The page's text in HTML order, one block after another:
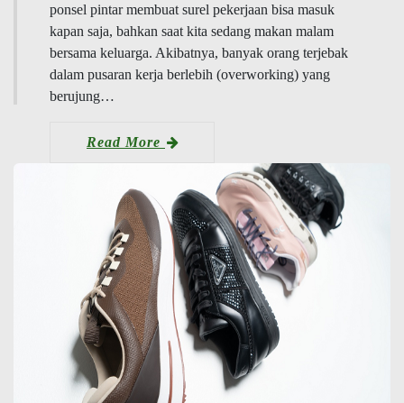
ponsel pintar membuat surel pekerjaan bisa masuk
kapan saja, bahkan saat kita sedang makan malam
bersama keluarga. Akibatnya, banyak orang terjebak
dalam pusaran kerja berlebih (overworking) yang
berujung…
Read More